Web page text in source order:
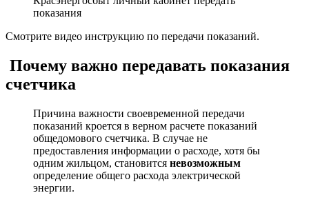
показания
Смотрите видео инструкцию по передачи показаний.
Почему важно передавать показания
счетчика
Причина важности своевременной передачи
показаний кроется в верном расчете показаний
общедомового счетчика. В случае не
предоставления информации о расходе, хотя бы
одним жильцом, становится невозможным
определение общего расхода электрической
энергии.